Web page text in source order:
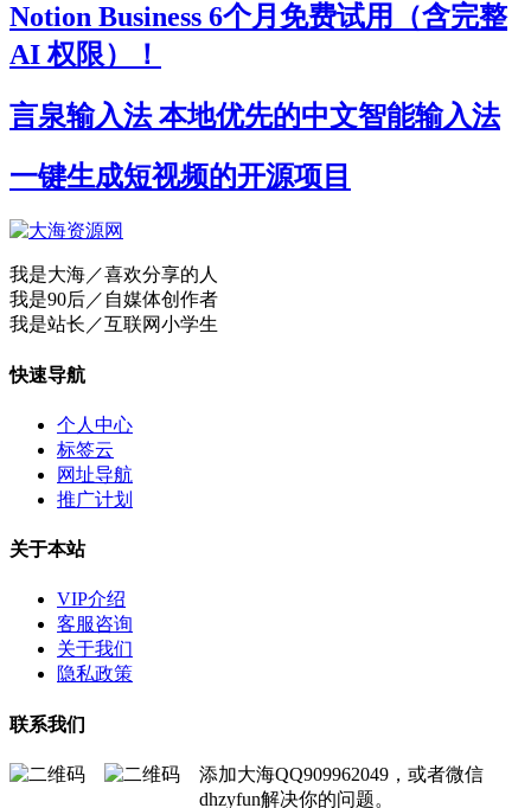
Notion Business 6个月免费试用（含完整
AI 权限）！
言泉输入法 本地优先的中文智能输入法
一键生成短视频的开源项目
我是大海／喜欢分享的人
我是90后／自媒体创作者
我是站长／互联网小学生
快速导航
个人中心
标签云
网址导航
推广计划
关于本站
VIP介绍
客服咨询
关于我们
隐私政策
联系我们
添加大海QQ909962049，或者微信
dhzyfun解决你的问题。